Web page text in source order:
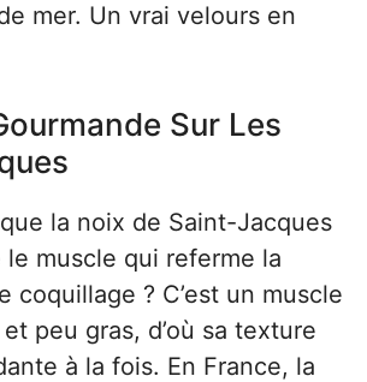
mer. Un vrai velours en
Sur Les
la noix de Saint-Jacques
muscle qui referme la
coquillage ? C’est un muscle
peu gras, d’où sa texture
à la fois. En France, la